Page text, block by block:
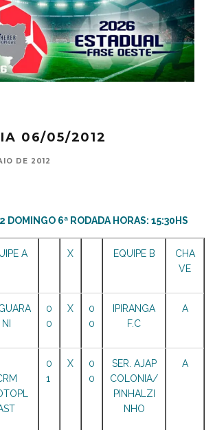
06/05/2012
DE 2012
6ª RODADA HORAS: 15:30HS
A X EQUIPE B
CHA
VE
NI
0
0
X
0
0
IPIRANGA
F.C
A
0
1
X
0
0
SER. AJAP
COLONIA/
PINHALZI
NHO
A